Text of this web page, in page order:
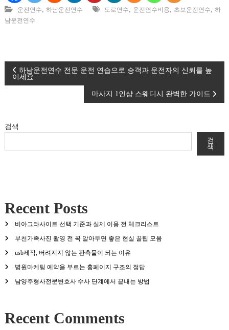
운전연수 하남운전연수 도로연수 운전연수비용 초보운전연수
하
남운전연수
글하남운전연수 전문 운전 연습으로 승객과 운전자의 신뢰를 높
이세요
마사지 1인샵 스웨디시 완벽한 가이드
검색
검
색
Recent Posts
비아그라사이트 선택 기준과 실제 이용 전 체크리스트
부천가족사진 촬영 전 꼭 알아두면 좋은 현실 꿀팁 모음
usb제작, 버려지지 않는 판촉물이 되는 이유
병원마케팅 예약을 부르는 홈페이지 구조의 정답
남양주형사전문변호사 수사 단계에서 끝내는 방법
Recent Comments